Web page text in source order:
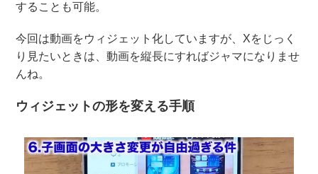
することも可能。
今回は動画をウィジェット化していますが、Xをじっく
り見たいときは、動画を縦長にすればジャマになりませ
んね。
ウィジェットの形を変える手順